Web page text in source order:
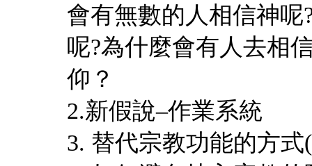
會有無數的人相信神
呢?為什麼會有人去相
仰？
2.新假說–作業系統
3. 替代宗教功能的方